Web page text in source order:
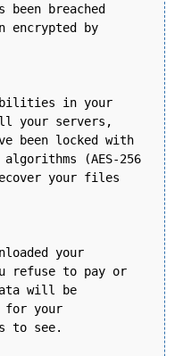
been breached
encrypted by
in your
your servers,
been locked with
(AES-256
your files
your
refuse to pay or
will be
for your
to see.